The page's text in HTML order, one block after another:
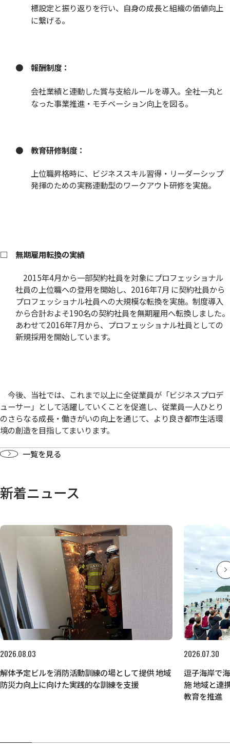
標設定と振り返りを行い、自身の成長と組織の価値向上
に繋げる。
● 報酬制度：
会社業績と連動した賞与支給ルールを導入。全社一丸と
なった事業推進・モチベーション向上を図る。
● 教育研修制度：
上位職昇格時に、ビジネススキル習得・リーダーシップ
発揮のための実務連動型のワークアウト研修を実施。
□ 無期雇用転換の実績
2015年4月から一部契約社員を対象にプロフェッショナル
社員の上位職への登用を開始し、2016年7月 に契約社員から
プロフェッショナル社員への大規模な転換を実施。制度導入
から合計およそ190名の契約社員を無期雇用へ転換しました。
あわせて2016年7月から、プロフェッショナル社員としての
新規採用を開始しています。
今後、当社では、これまで以上に全従業員が「ビジネスプロデ
ューサー」として活躍していくことを促進し、従業員一人ひとり
のさらなる成長・働きがいの向上を通じて、より良き都市生活環
境の創造を目指してまいります。
一覧を見る
新着ニュース
2026.08.03
解体予定ビルを消防活動訓練の場として提供 地域
防災力向上に向けた実践的な訓練を支援
2026.07.30
逗子海岸で
施 地域と連
教育を推進